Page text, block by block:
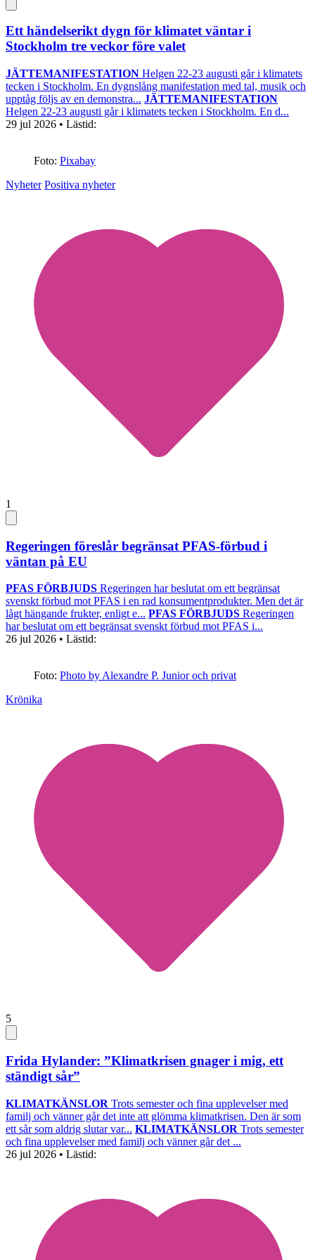
Ett händelserikt dygn för klimatet väntar i
Stockholm tre veckor före valet
JÄTTEMANIFESTATION Helgen 22-23 augusti går i klimatets
tecken i Stockholm. En dygnslång manifestation med tal, musik och
upptåg följs av en demonstra... JÄTTEMANIFESTATION
Helgen 22-23 augusti går i klimatets tecken i Stockholm. En d...
29 jul 2026 • Lästid:
Foto: Pixabay
Nyheter Positiva nyheter
1
Regeringen föreslår begränsat PFAS-förbud i
väntan på EU
PFAS FÖRBJUDS Regeringen har beslutat om ett begränsat
svenskt förbud mot PFAS i en rad konsumentprodukter. Men det är
lågt hängande frukter, enligt e... PFAS FÖRBJUDS Regeringen
har beslutat om ett begränsat svenskt förbud mot PFAS i...
26 jul 2026 • Lästid:
Foto: Photo by Alexandre P. Junior och privat
Krönika
5
Frida Hylander: ”Klimatkrisen gnager i mig, ett
ständigt sår”
KLIMATKÄNSLOR Trots semester och fina upplevelser med
familj och vänner går det inte att glömma klimatkrisen. Den är som
ett sår som aldrig slutar var... KLIMATKÄNSLOR Trots semester
och fina upplevelser med familj och vänner går det ...
26 jul 2026 • Lästid: